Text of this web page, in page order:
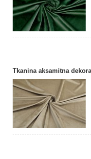
Tkanina aksamitna